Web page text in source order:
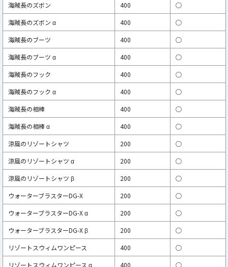
海賊長のズボン
400
○
海賊長のズボン α
400
○
海賊長のブーツ
400
○
海賊長のブーツ α
400
○
海賊長のフック
400
○
海賊長のフック α
400
○
海賊長の相棒
400
○
海賊長の相棒 α
400
○
涼風のリゾートシャツ
200
○
涼風のリゾートシャツ α
200
○
涼風のリゾートシャツ β
200
○
ウォーターブラスターDG-X
200
○
ウォーターブラスターDG-X α
200
○
ウォーターブラスターDG-X β
200
○
リゾートスウィムワンピース
400
○
リゾートスウィムワンピース α
400
○